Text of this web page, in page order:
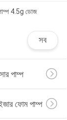
4.5g ডোজ
সব
পাম্প
ফোম পাম্প